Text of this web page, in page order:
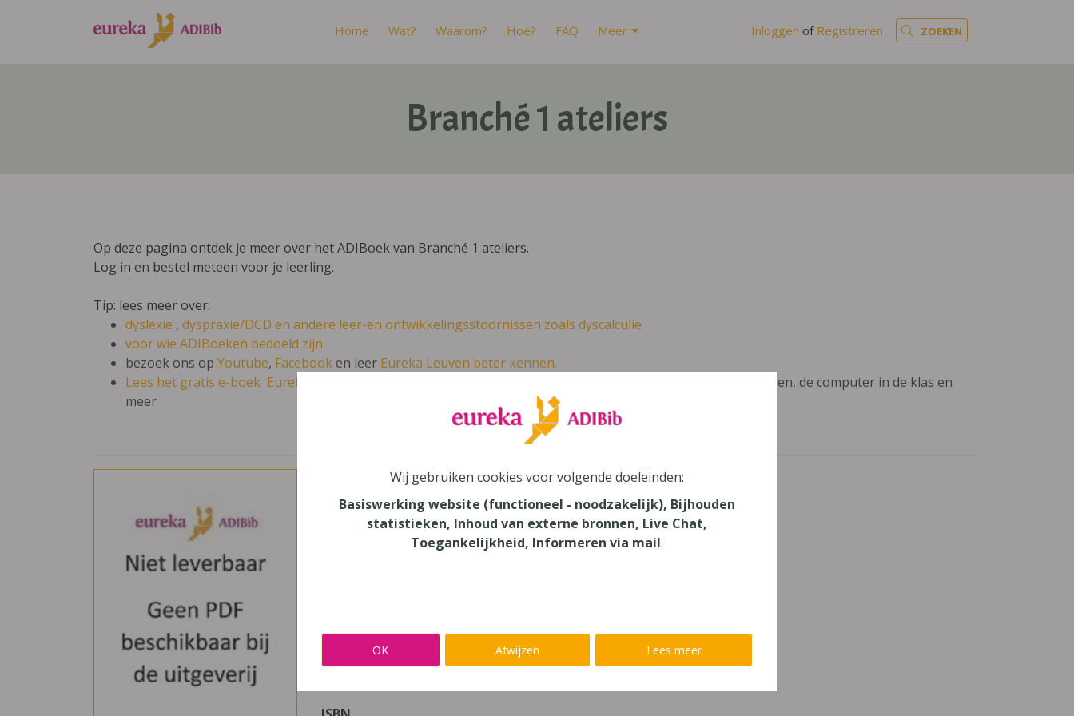
Home Wat? Waarom? Hoe? FAQ Meer Inloggen of Registreren ZOEKEN
Branché 1 ateliers
Op deze pagina ontdek je meer over het ADIBoek van Branché 1 ateliers.
Log in en bestel meteen voor je leerling.
Tip: lees meer over:
dyslexie , dyspraxie/DCD en andere leer-en ontwikkelingsstoornissen zoals dyscalculie
voor wie ADIBoeken bedoeld zijn
bezoek ons op Youtube, Facebooken leer Eureka Leuven beter kennen.
Lees het gratis e-boek 'Eureka: leren en leven in je talent'
en lees meer over thema's als redelijke aanpassingen, de computer in de klas en
meer
Branché 1 ateliers
Vak
1
Uitgeverij
Wij gebruiken cookies voor volgende doeleinden:
Basiswerking website (functioneel - noodzakelijk), Bijhouden
statistieken, Inhoud van externe bronnen, Live Chat,
Toegankelijkheid, Informeren via mail.
OK Afwijzen Lees meer